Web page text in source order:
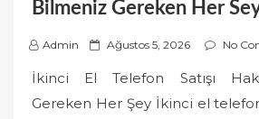
Bilmeniz Gereken Her
Admin
P Ağustos 5, 2026 No
İkinci El Telefon Satışı
Gereken Her Şey İkinci el telefon